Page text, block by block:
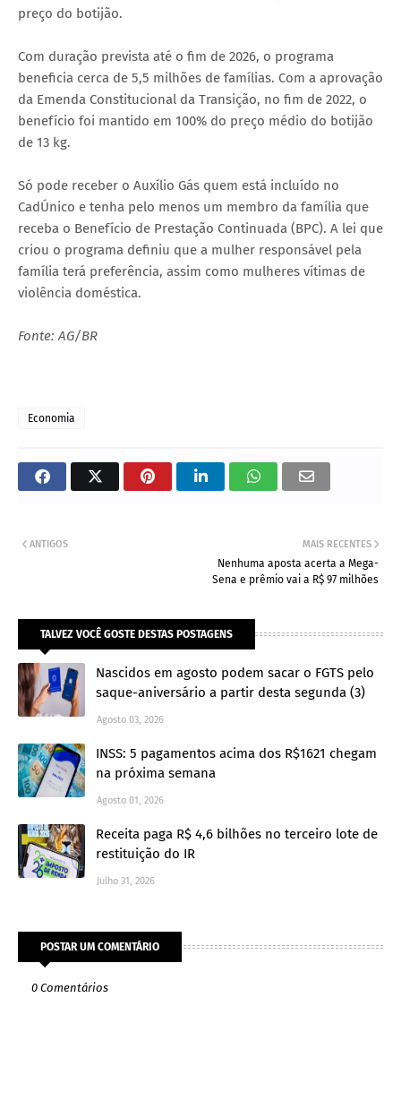
preço do botijão.
Com duração prevista até o fim de 2026, o programa
beneficia cerca de 5,5 milhões de famílias. Com a aprovação
da Emenda Constitucional da Transição, no fim de 2022, o
benefício foi mantido em 100% do preço médio do botijão
de 13 kg.
Só pode receber o Auxílio Gás quem está incluído no
CadÚnico e tenha pelo menos um membro da família que
receba o Benefício de Prestação Continuada (BPC). A lei que
criou o programa definiu que a mulher responsável pela
família terá preferência, assim como mulheres vítimas de
violência doméstica.
Fonte: AG/BR
Economia
MAIS RECENTES
Nenhuma aposta acerta a Mega-
Sena e prêmio vai a R$ 97 milhões
ANTIGOS
TALVEZ VOCÊ GOSTE DESTAS POSTAGENS
Nascidos em agosto podem sacar o FGTS pelo
saque-aniversário a partir desta segunda (3)
Agosto 03, 2026
INSS: 5 pagamentos acima dos R$1621 chegam
na próxima semana
Agosto 01, 2026
Receita paga R$ 4,6 bilhões no terceiro lote de
restituição do IR
Julho 31, 2026
POSTAR UM COMENTÁRIO
0 Comentários